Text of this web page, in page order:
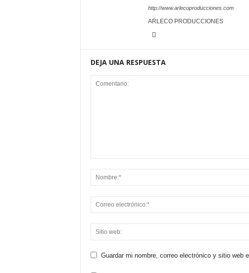
http://www.arlecoproducciones.com
ARLECO PRODUCCIONES
DEJA UNA RESPUESTA
Guardar mi nombre, correo electrónico y sitio web